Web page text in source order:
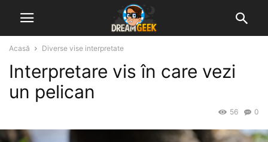
Acasă Diverse vise interpretate
Interpretare vis în care vezi
un pelican
0
56